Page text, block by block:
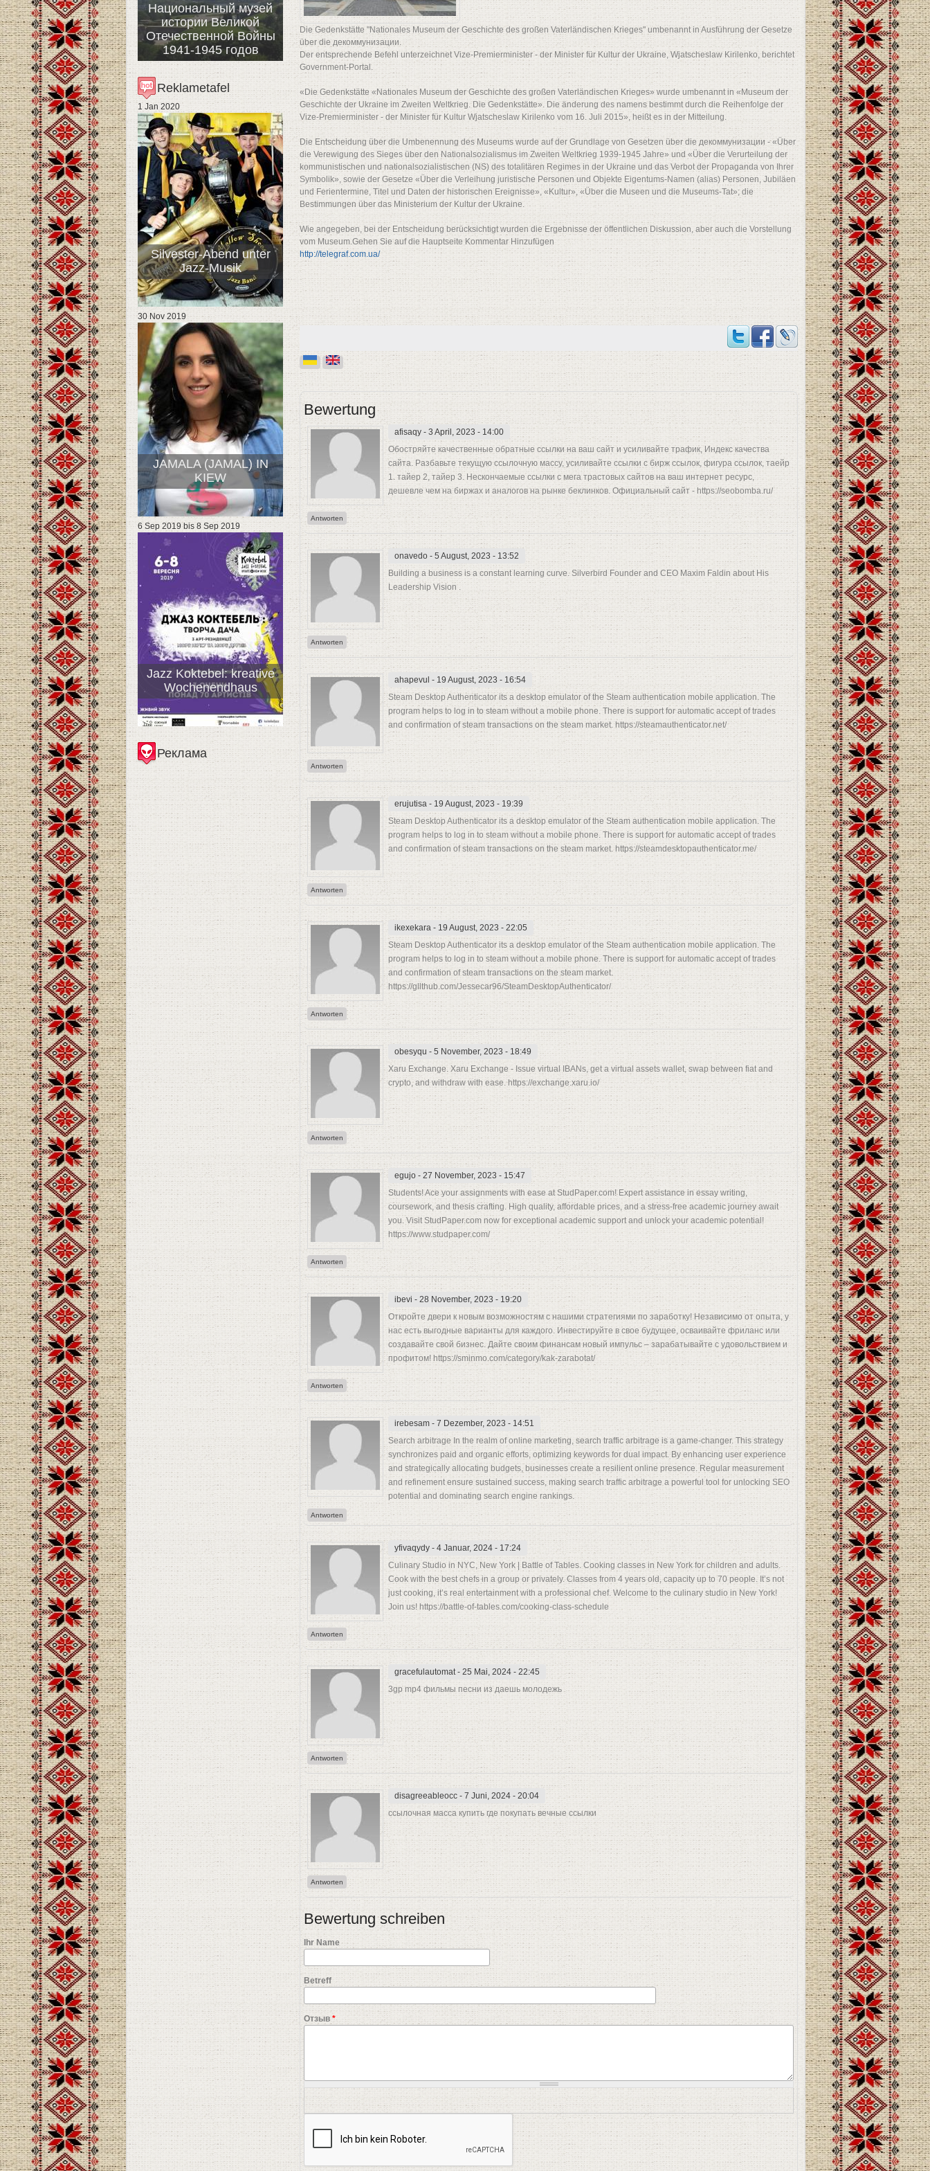
Die Gedenkstätte "Nationales Museum der Geschichte des großen Vaterländischen Krieges" umbenannt in Ausführung der Gesetze
über die декоммунизации.
Der entsprechende Befehl unterzeichnet Vize-Premierminister - der Minister für Kultur der Ukraine, Wjatscheslaw Kirilenko, berichtet
Government-Portal.
«Die Gedenkstätte «Nationales Museum der Geschichte des großen Vaterländischen Krieges» wurde umbenannt in «Museum der
Geschichte der Ukraine im Zweiten Weltkrieg. Die Gedenkstätte». Die änderung des namens bestimmt durch die Reihenfolge der
Vize-Premierminister - der Minister für Kultur Wjatscheslaw Kirilenko vom 16. Juli 2015», heißt es in der Mitteilung.
Die Entscheidung über die Umbenennung des Museums wurde auf der Grundlage von Gesetzen über die декоммунизации - «Über
die Verewigung des Sieges über den Nationalsozialismus im Zweiten Weltkrieg 1939-1945 Jahre» und «Über die Verurteilung der
kommunistischen und nationalsozialistischen (NS) des totalitären Regimes in der Ukraine und das Verbot der Propaganda von Ihrer
Symbolik», sowie der Gesetze «Über die Verleihung juristische Personen und Objekte Eigentums-Namen (alias) Personen, Jubiläen
und Ferientermine, Titel und Daten der historischen Ereignisse», «Kultur», «Über die Museen und die Museums-Tat»; die
Bestimmungen über das Ministerium der Kultur der Ukraine.
Wie angegeben, bei der Entscheidung berücksichtigt wurden die Ergebnisse der öffentlichen Diskussion, aber auch die Vorstellung
vom Museum.Gehen Sie auf die Hauptseite Kommentar Hinzufügen
http://telegraf.com.ua/
Bewertung
afisaqy - 3 April, 2023 - 14:00
Обостряйте качественные обратные ссылки на ваш сайт и усиливайте трафик, Индекс качества
сайта. Разбавьте текущую ссылочную массу, усиливайте ссылки с бирж ссылок, фигура ссылок, таейр
1. тайер 2, тайер 3. Нескончаемые ссылки с мега трастовых сайтов на ваш интернет ресурс,
дешевле чем на биржах и аналогов на рынке беклинков. Официальный сайт - https://seobomba.ru/
Antworten
onavedo - 5 August, 2023 - 13:52
Building a business is a constant learning curve. Silverbird Founder and CEO Maxim Faldin about His
Leadership Vision .
Antworten
ahapevul - 19 August, 2023 - 16:54
Steam Desktop Authenticator its a desktop emulator of the Steam authentication mobile application. The
program helps to log in to steam without a mobile phone. There is support for automatic accept of trades
and confirmation of steam transactions on the steam market. https://steamauthenticator.net/
Antworten
erujutisa - 19 August, 2023 - 19:39
Steam Desktop Authenticator its a desktop emulator of the Steam authentication mobile application. The
program helps to log in to steam without a mobile phone. There is support for automatic accept of trades
and confirmation of steam transactions on the steam market. https://steamdesktopauthenticator.me/
Antworten
ikexekara - 19 August, 2023 - 22:05
Steam Desktop Authenticator its a desktop emulator of the Steam authentication mobile application. The
program helps to log in to steam without a mobile phone. There is support for automatic accept of trades
and confirmation of steam transactions on the steam market.
https://gllthub.com/Jessecar96/SteamDesktopAuthenticator/
Antworten
obesyqu - 5 November, 2023 - 18:49
Xaru Exchange. Xaru Exchange - Issue virtual IBANs, get a virtual assets wallet, swap between fiat and
crypto, and withdraw with ease. https://exchange.xaru.io/
Antworten
egujo - 27 November, 2023 - 15:47
Students! Ace your assignments with ease at StudPaper.com! Expert assistance in essay writing,
coursework, and thesis crafting. High quality, affordable prices, and a stress-free academic journey await
you. Visit StudPaper.com now for exceptional academic support and unlock your academic potential!
https://www.studpaper.com/
Antworten
ibevi - 28 November, 2023 - 19:20
Откройте двери к новым возможностям с нашими стратегиями по заработку! Независимо от опыта, у
нас есть выгодные варианты для каждого. Инвестируйте в свое будущее, осваивайте фриланс или
создавайте свой бизнес. Дайте своим финансам новый импульс – зарабатывайте с удовольствием и
профитом! https://sminmo.com/category/kak-zarabotat/
Antworten
irebesam - 7 Dezember, 2023 - 14:51
Search arbitrage In the realm of online marketing, search traffic arbitrage is a game-changer. This strategy
synchronizes paid and organic efforts, optimizing keywords for dual impact. By enhancing user experience
and strategically allocating budgets, businesses create a resilient online presence. Regular measurement
and refinement ensure sustained success, making search traffic arbitrage a powerful tool for unlocking SEO
potential and dominating search engine rankings.
Antworten
yfivaqydy - 4 Januar, 2024 - 17:24
Culinary Studio in NYC, New York | Battle of Tables. Cooking classes in New York for children and adults.
Cook with the best chefs in a group or privately. Classes from 4 years old, capacity up to 70 people. It’s not
just cooking, it’s real entertainment with a professional chef. Welcome to the culinary studio in New York!
Join us! https://battle-of-tables.com/cooking-class-schedule
Antworten
gracefulautomat- 25 Mai, 2024 - 22:45
3gp mp4 фильмы песни из даешь молодежь
Antworten
disagreeableocc - 7 Juni, 2024 - 20:04
ссылочная масса купить где покупать вечные ссылки
Antworten
Bewertung schreiben
Ihr Name
Betreff
Отзыв*
Национальный музей
истории Великой
Отечественной Войны
1941-1945 годов
Reklametafel
1 Jan 2020
Silvester-Abend unter
Jazz-Musik
30 Nov 2019
JAMALA (JAMAL) IN
KIEW
6 Sep 2019bis 8 Sep 2019
Jazz Koktebel: kreative
Wochenendhaus
Реклама